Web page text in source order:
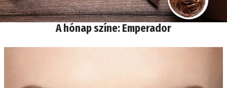
A hónap színe: Emperador